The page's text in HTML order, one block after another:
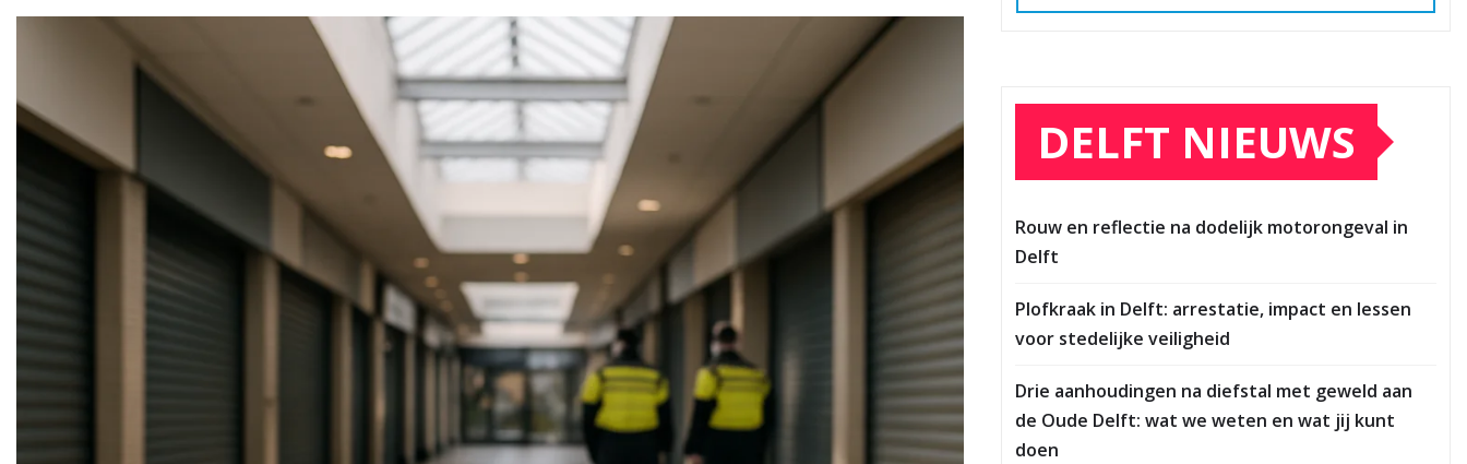
DELFT NIEUWS
Rouw en reflectie na dodelijk motorongeval in
Delft
Plofkraak in Delft: arrestatie, impact en lessen
voor stedelijke veiligheid
Drie aanhoudingen na diefstal met geweld aan
de Oude Delft: wat we weten en wat jij kunt
doen